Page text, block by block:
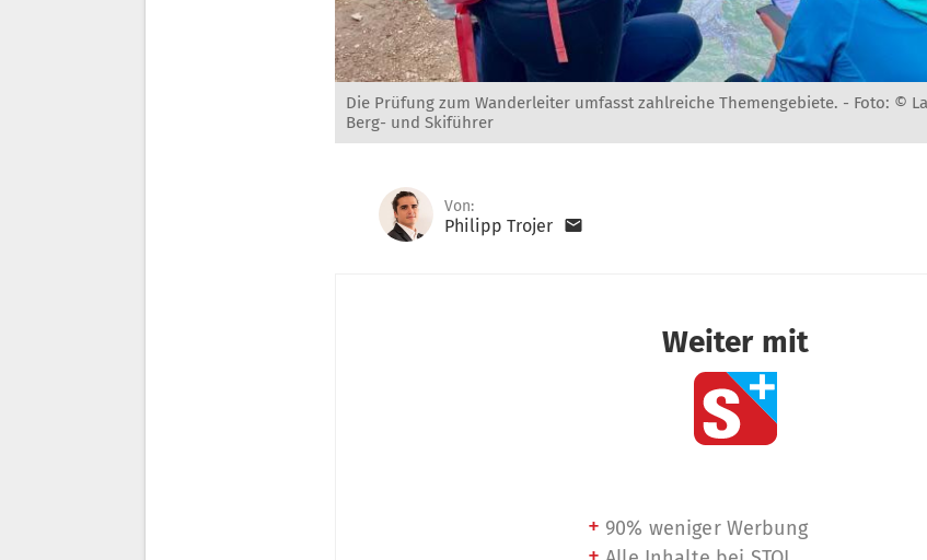
Die Prüfung zum Wanderleiter umfasst zahlreiche Themengebiete. - Foto: ©
Berg- und Skiführer
Von:
Philipp Trojer